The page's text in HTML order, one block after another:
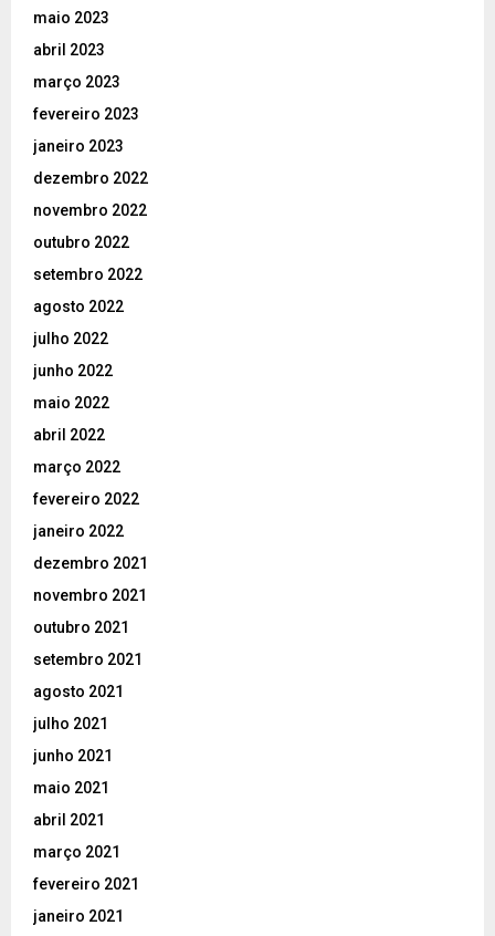
maio 2023
abril 2023
março 2023
fevereiro 2023
janeiro 2023
dezembro 2022
novembro 2022
outubro 2022
setembro 2022
agosto 2022
julho 2022
junho 2022
maio 2022
abril 2022
março 2022
fevereiro 2022
janeiro 2022
dezembro 2021
novembro 2021
outubro 2021
setembro 2021
agosto 2021
julho 2021
junho 2021
maio 2021
abril 2021
março 2021
fevereiro 2021
janeiro 2021